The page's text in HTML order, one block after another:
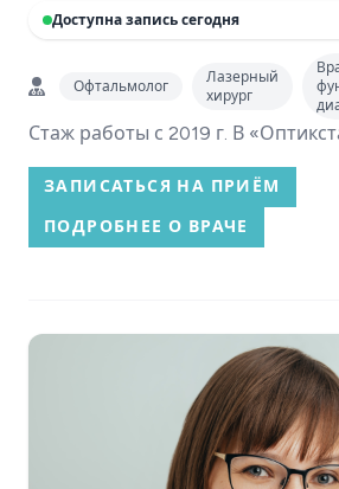
Доступна запись сегодня
Офтальмолог
Лазерный
хирург
Стаж работы с 2019 г. В
ЗАПИСАТЬСЯ НА ПРИЁМ
ПОДРОБНЕЕ О ВРАЧЕ